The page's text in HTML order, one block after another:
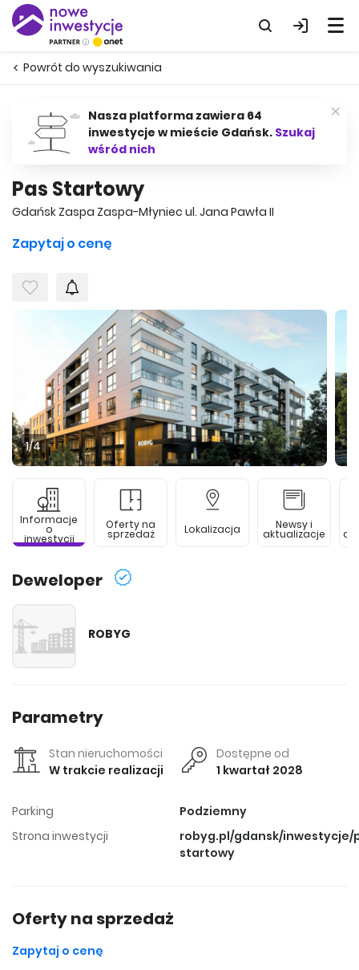
Powrót do wyszukiwania
Nasza platforma zawiera 64
inwestycje w mieście Gdańsk. Szukaj
wśród nich
Pas Startowy
Gdańsk Zaspa Zaspa-Młyniec ul. Jana Pawła II
Zapytaj o cenę
1/4
Informacje
o
inwestycji
Oferty na
sprzedaż Lokalizacja Newsy i
aktualizacje
Deweloper
ROBYG
Parametry
Stan nieruchomości
W trakcie realizacji
Dostępne od
1 kwartał 2028
Parking
Podziemny
Strona inwestycji
robyg.pl/gdansk/inwestycje/
startowy
Oferty na sprzedaż
Zapytaj o cenę